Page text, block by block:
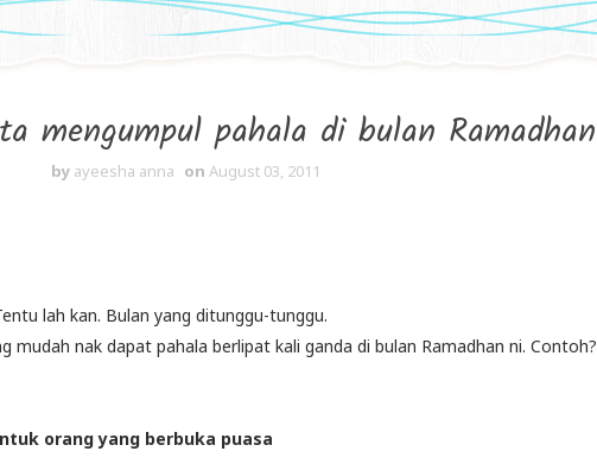
mengumpul pahala di bulan Ramadhan
by ayeesha anna on August 03, 2011
lah kan. Bulan yang ditunggu-tunggu.
mudah nak dapat pahala berlipat kali ganda di bulan Ramadhan ni. Contoh?
orang yang berbuka puasa